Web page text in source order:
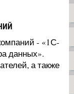
- «1С-
данных».
а также